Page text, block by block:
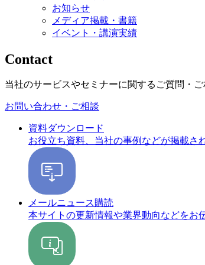
お知らせ
メディア掲載・書籍
イベント・講演実績
Contact
当社のサービスやセミナーに関するご質問・
お問い合わせ・ご相談
資料ダウンロード
お役立ち資料、当社の事例などが掲載さ
メールニュース購読
本サイトの更新情報や業界動向などをお